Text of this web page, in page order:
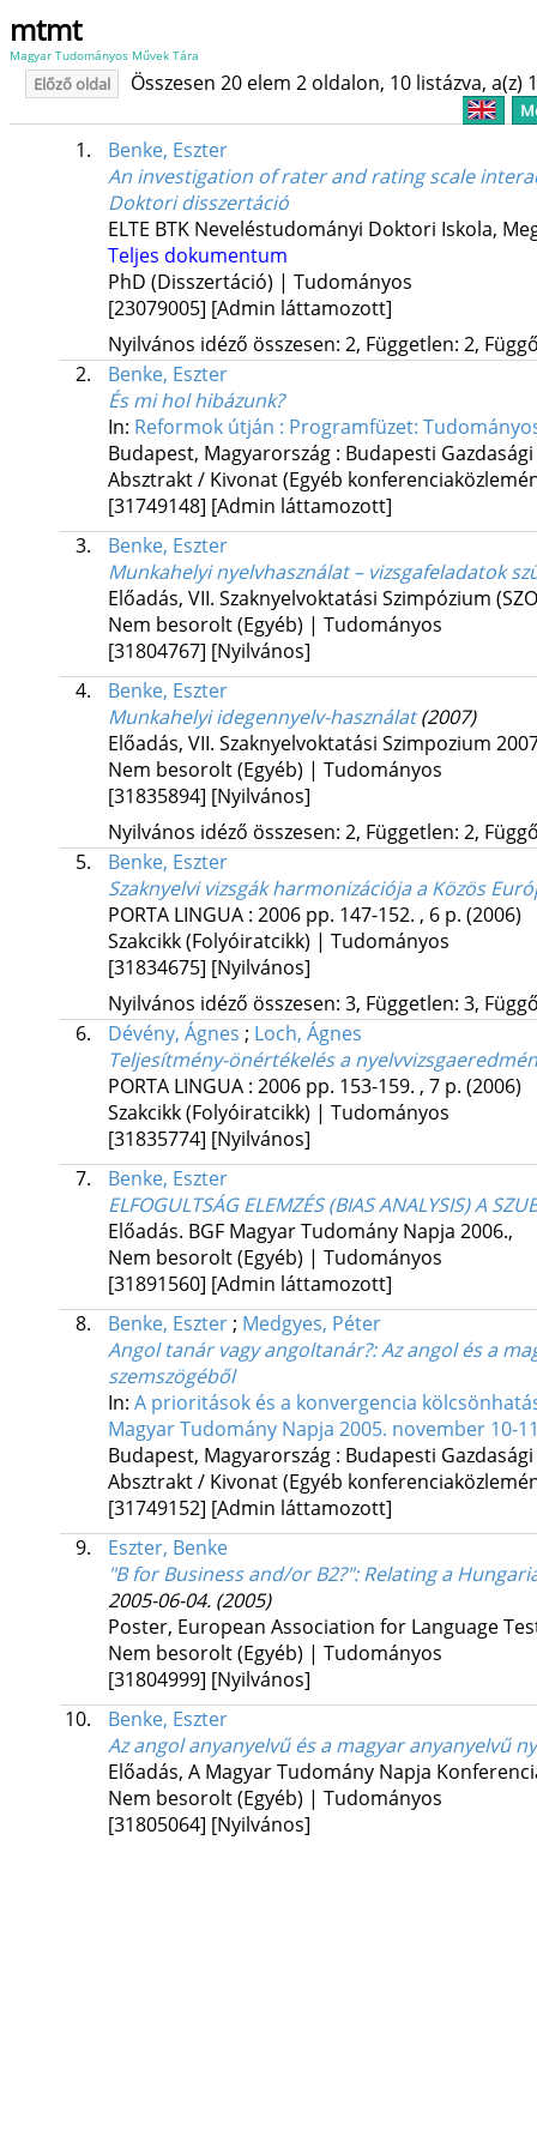
mtmt
Magyar Tudományos Művek Tára
Előző oldal Összesen 20 elem 2 oldalon, 10 listázva, a(z)
1.
Benke, Eszter
An investigation of rater and rating scale
Doktori disszertáció
ELTE BTK Neveléstudományi Doktori Iskola,
Teljes dokumentum
PhD (Disszertáció) | Tudományos
[23079005] [Admin láttamozott]
Nyilvános idéző összesen: 2, Független: 2,
2.
Benke, Eszter
És mi hol hibázunk?
In: Reformok útján : Programfüzet:
Budapest, Magyarország : Budapesti Gazdasági
Absztrakt / Kivonat (Egyéb
[31749148] [Admin láttamozott]
3.
Benke, Eszter
Munkahelyi nyelvhasználat – vizsgafeladatok
Előadás, VII. Szaknyelvoktatási Szimpózium
Nem besorolt (Egyéb) | Tudományos
[31804767] [Nyilvános]
4.
Benke, Eszter
Munkahelyi idegennyelv-használat (2007)
Előadás, VII. Szaknyelvoktatási Szimpozium
Nem besorolt (Egyéb) | Tudományos
[31835894] [Nyilvános]
Nyilvános idéző összesen: 2, Független: 2,
5.
Benke, Eszter
Szaknyelvi vizsgák harmonizációja a Közös
PORTA LINGUA : 2006 pp. 147-152. , 6 p. (2006)
Szakcikk (Folyóiratcikk) | Tudományos
[31834675] [Nyilvános]
Nyilvános idéző összesen: 3, Független: 3,
6.
Dévény, Ágnes ; Loch, Ágnes
Teljesítmény-önértékelés a
PORTA LINGUA : 2006 pp. 153-159. , 7 p. (2006)
Szakcikk (Folyóiratcikk) | Tudományos
[31835774] [Nyilvános]
7.
Benke, Eszter
ELFOGULTSÁG ELEMZÉS (BIAS ANALYSIS) A
Előadás. BGF Magyar Tudomány Napja 2006.,
Nem besorolt (Egyéb) | Tudományos
[31891560] [Admin láttamozott]
8.
Benke, Eszter; Medgyes, Péter
Angol tanár vagy angoltanár?: Az angol és a
szemszögéből
In: A prioritások és a konvergencia
Magyar Tudomány Napja 2005. november 10-
Budapest, Magyarország : Budapesti Gazdasági
Absztrakt / Kivonat (Egyéb
[31749152] [Admin láttamozott]
9.
Eszter, Benke
"B for Business and/or B2?": Relating a
2005-06-04. (2005)
Poster, European Association for Language
Nem besorolt (Egyéb) | Tudományos
[31804999] [Nyilvános]
10.
Benke, Eszter
Az angol anyanyelvű és a magyar anyanyelvű
Előadás, A Magyar Tudomány Napja
Nem besorolt (Egyéb) | Tudományos
[31805064] [Nyilvános]